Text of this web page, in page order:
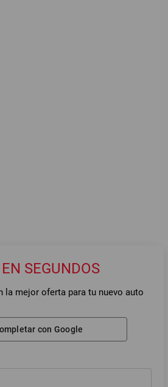
SEGUNDOS
la mejor oferta para tu nuevo auto
con Google